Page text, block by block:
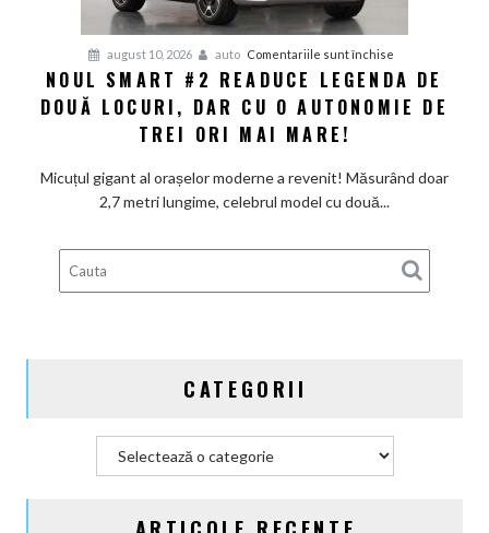
pot
complet
august 10, 2026 auto Comentariile sunt închise
Noul
Smart
legenda
dar
cu
mai
NOUL SMART #2 READUCE LEGENDA DE
DOUĂ LOCURI, DAR CU O AUTONOMIE DE
TREI ORI MAI MARE!
Micuțul gigant al orașelor moderne a revenit! Măsurând doar
2,7 metri lungime, celebrul model cu două...
CATEGORII